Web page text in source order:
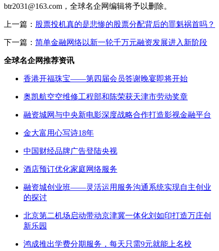
btr2031@163.com，全球名企网编辑将予以删除。
上一篇： 股票投机真的是悲惨的股票分配背后的罪魁祸首吗？
下一篇： 简单金融网络以新一轮千万元融资发展进入新阶段
全球名企网推荐资讯
香港开福珠宝——第四届会员答谢晚宴即将开始
奥凯航空空维修工程部和陈荣获天津市劳动奖章
融资城网与中央新电影深度战略合作打造影视金融平台
金大富用心写诗18年
中国财经品牌广告登陆央视
酒店预订优化家庭网络服务
融资城创业班——灵活运用服务沟通系统实现自主创业
的探讨
北京第二机场启动带动京津冀一体化刘如印打造万庄创
新乐园
鸿成推出学费分期服务，每天只需9元就能上名校